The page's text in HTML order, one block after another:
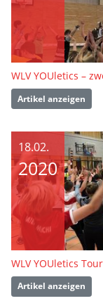
WLV YOUletics –
Artikel anzeigen
18.02.
2020
WLV YOUletics
Artikel anzeigen